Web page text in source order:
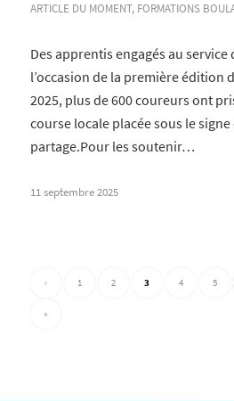
ARTICLE DU MOMENT, FORMATIONS
Des apprentis engagés au service
l’occasion de la première édition
2025, plus de 600 coureurs ont
course locale placée sous le
partage.Pour les soutenir…
11 septembre 2025
‹ 1 2 3 4 5
»